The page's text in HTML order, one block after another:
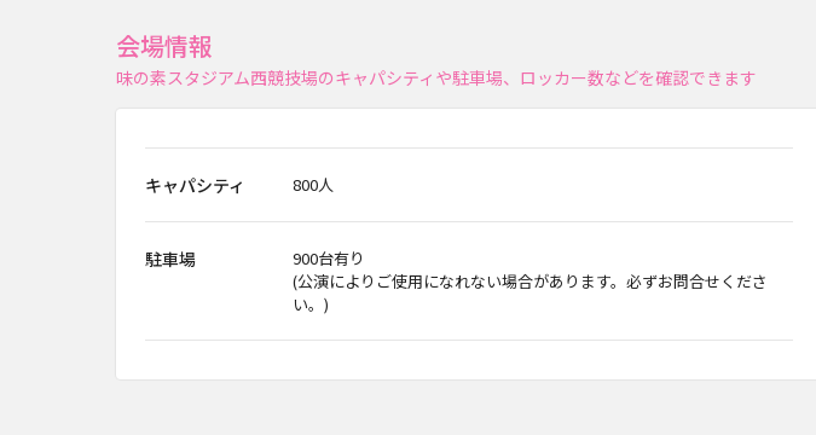
会場情報
味の素スタジアム西競技場のキャパシティや駐車場、ロッカー数などを確認できます
キャパシティ 800人
駐車場
900台有り
(公演によりご使用になれない場合があります。必ずお問合せくださ
い。)